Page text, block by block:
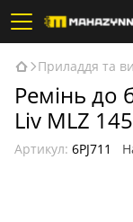
Приладдя та
Ремінь до
Liv MLZ
Артикул: 6PJ711